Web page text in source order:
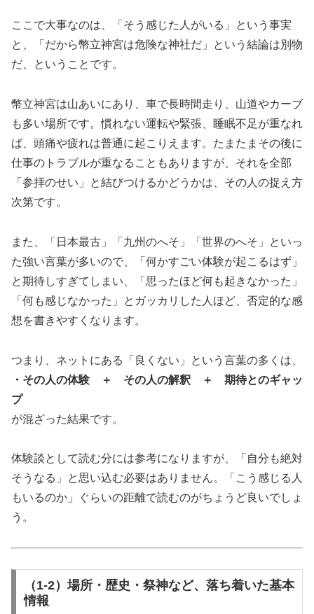
ここで大事なのは、「そう感じた人がいる」という事実
と、「だから幣立神宮は危険な神社だ」という結論は別物
だ、ということです。
幣立神宮は山あいにあり、車で長時間走り、山道やカーブ
も多い場所です。慣れない運転や緊張、睡眠不足が重なれ
ば、頭痛や疲れは普通に起こりえます。たまたまその後に
仕事のトラブルが重なることもありますが、それを全部
「参拝のせい」と結びつけるかどうかは、その人の捉え方
次第です。
また、「日本最古」「九州のへそ」「世界のへそ」といっ
た強い言葉が多いので、「何かすごい体験が起こるはず」
と期待しすぎてしまい、「思ったほど何も起きなかった」
「何も感じなかった」とガッカリした人ほど、否定的な感
想を書きやすくなります。
つまり、ネットにある「良くない」という言葉の多くは、
・その人の体験 ＋ その人の解釈 ＋ 期待とのギャッ
プ
が混ざった結果です。
体験談として読む分には参考になりますが、「自分も絶対
そうなる」と思い込む必要はありません。「こう感じる人
もいるのか」ぐらいの距離で読むのがちょうど良いでしょ
う。
（1-2）場所・歴史・祭神など、落ち着いた基本
情報